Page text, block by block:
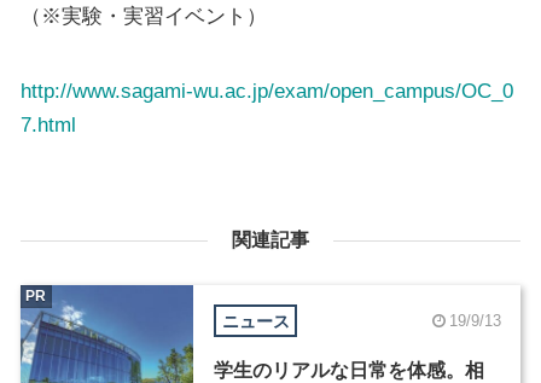
（※実験・実習イベント）
http://www.sagami-wu.ac.jp/exam/open_campus/OC_0
7.html
関連記事
ニュース 19/9/13
学生のリアルな日常を体感。相
PR